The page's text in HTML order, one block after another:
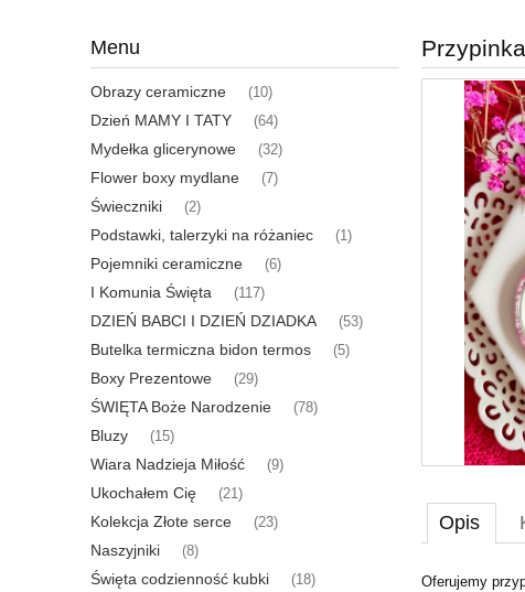
Menu
Obrazy ceramiczne (10)
Dzień MAMY I TATY (64)
Mydełka glicerynowe (32)
Flower boxy mydlane (7)
Świeczniki (2)
Podstawki, talerzyki na różaniec (1)
Pojemniki ceramiczne (6)
I Komunia Święta (117)
DZIEŃ BABCI I DZIEŃ DZIADKA (53)
Butelka termiczna bidon termos (5)
Boxy Prezentowe (29)
ŚWIĘTA Boże Narodzenie (78)
Bluzy (15)
Wiara Nadzieja Miłość (9)
Ukochałem Cię (21)
Kolekcja Złote serce (23)
Naszyjniki (8)
Święta codzienność kubki (18)
Opis
Oferujemy